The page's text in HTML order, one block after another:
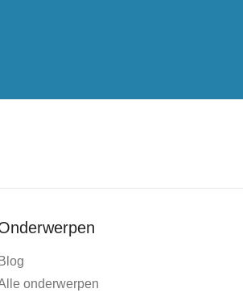
onderwerpen